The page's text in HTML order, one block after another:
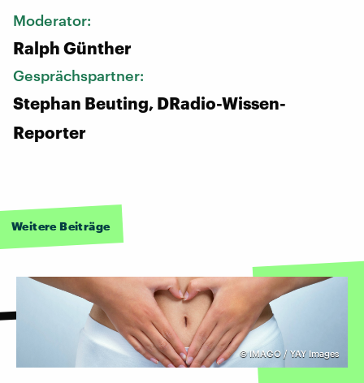
Moderator:
Ralph Günther
Gesprächspartner:
Stephan Beuting, DRadio-Wissen-
Reporter
Weitere Beiträge
©IMAGO / YAY Images